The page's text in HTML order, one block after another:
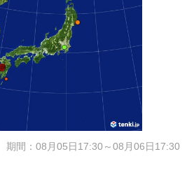
期間：08月05日17:30～08月06日17:30